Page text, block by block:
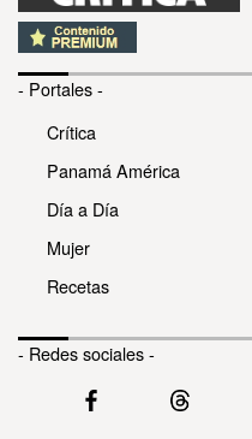
- Portales -
Crítica
Panamá América
Día a Día
Mujer
Recetas
- Redes sociales -